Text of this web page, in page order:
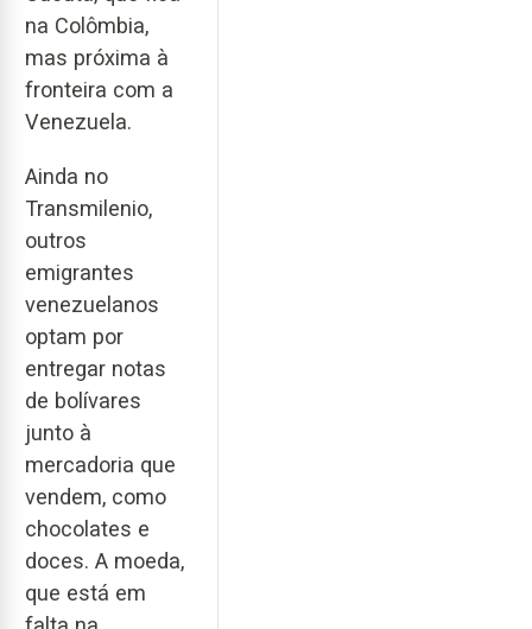
na Colômbia,
mas próxima à
fronteira com a
Venezuela.
Ainda no
Transmilenio,
outros
emigrantes
venezuelanos
optam por
entregar notas
de bolívares
junto à
mercadoria que
vendem, como
chocolates e
doces. A moeda,
que está em